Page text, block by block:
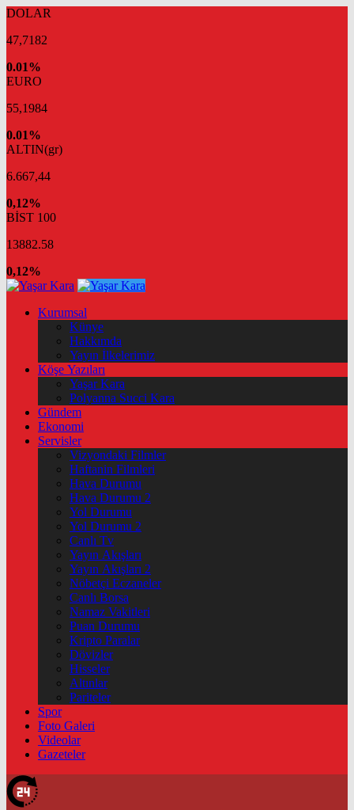
DOLAR
47,7182
0.01%
EURO
55,1984
0.01%
ALTIN(gr)
6.667,44
0,12%
BİST 100
13882.58
0,12%
Kurumsal
Künye
Hakkımda
Yayın İlkelerimiz
Köşe Yazıları
Yaşar Kara
Polyanna Succi Kara
Gündem
Ekonomi
Servisler
Vizyondaki Filmler
Haftanin Filmleri
Hava Durumu
Hava Durumu 2
Yol Durumu
Yol Durumu 2
Canlı Tv
Yayın Akışları
Yayın Akışları 2
Nöbetçi Eczaneler
Canlı Borsa
Namaz Vakitleri
Puan Durumu
Kripto Paralar
Dövizler
Hisseler
Altınlar
Pariteler
Spor
Foto Galeri
Videolar
Gazeteler